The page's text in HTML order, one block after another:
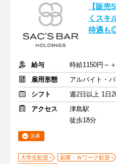
【販売
くスキ
待遇も
給与
時給1150円～
雇用形態
アルバイト・パ
シフト
週2日以上 1日
アクセス
津島駅
徒歩18分
急募
大学生歓迎 副業・Ｗワーク歓迎